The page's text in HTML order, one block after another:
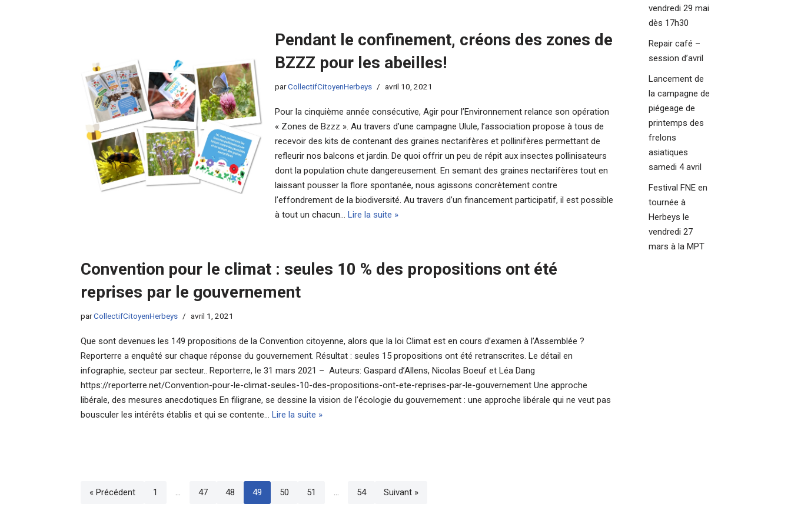
Pendant le confinement, créons des zones de
BZZZ pour les abeilles!
parCollectifCitoyenHerbeys avril 10, 2021
Pour la cinquième année consécutive, Agir pour l’Environnement relance son opération
« Zones de Bzzz ». Au travers d’une campagne Ulule, l’association propose à tous de
recevoir des kits de contenant des graines nectarifères et pollinifères permettant de
refleurir nos balcons et jardin. De quoi offrir un peu de répit aux insectes pollinisateurs
dont la population chute dangereusement. En semant des graines nectarifères tout en
laissant pousser la flore spontanée, nous agissons concrètement contre
l’effondrement de la biodiversité. Au travers d’un financement participatif, il est possible
à tout un chacun… Lire la suite »
Convention pour le climat : seules 10 % des propositions ont été
reprises par le gouvernement
parCollectifCitoyenHerbeys avril 1, 2021
Que sont devenues les 149 propositions de la Convention citoyenne, alors que la loi Climat est en cours d’examen à l’Assemblée ?
Reporterre a enquêté sur chaque réponse du gouvernement. Résultat : seules 15 propositions ont été retranscrites. Le détail en
infographie, secteur par secteur.. Reporterre, le 31 mars 2021 – Auteurs: Gaspard d’Allens, Nicolas Boeuf et Léa Dang
https://reporterre.net/Convention-pour-le-climat-seules-10-des-propositions-ont-ete-reprises-par-le-gouvernement Une approche
libérale, des mesures anecdotiques En filigrane, se dessine la vision de l’écologie du gouvernement : une approche libérale qui ne veut pas
bousculer les intérêts établis et qui se contente… Lire la suite »
« Précédent 1 … 47 48 49 50 51 … 54 Suivant »
vendredi 29 mai
dès 17h30
Repair café –
session d’avril
Lancement de
la campagne de
piégeage de
printemps des
frelons
asiatiques
samedi 4 avril
Festival FNE en
tournée à
Herbeys le
vendredi 27
mars à la MPT